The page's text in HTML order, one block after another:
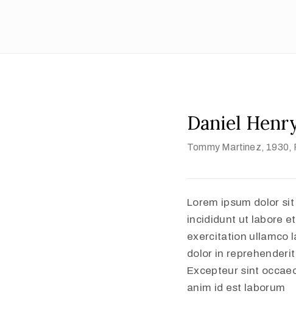
Daniel
Tommy Martinez, 1930,
Lorem ipsum dolor
incididunt ut labore
exercitation ullamco
dolor in
Excepteur sint
anim id est laborum